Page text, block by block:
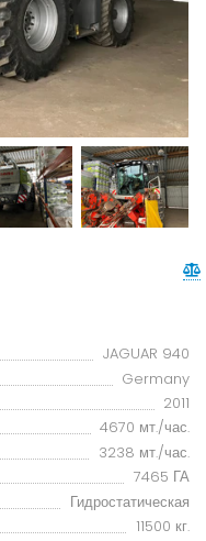
JAGUAR 940
Germany
2011
4670 мт./час.
3238 мт./час.
7465 ГА
Гидростатическая
11500 кг.